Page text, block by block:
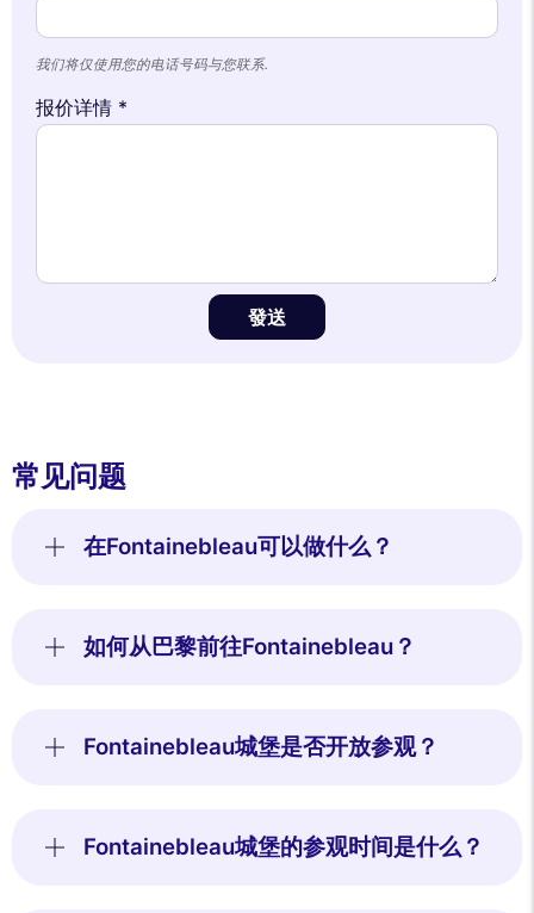
我们将仅使用您的电话号码与您联系.
报价详情 *
發送
常见问题
在Fontainebleau可以做什么？
如何从巴黎前往Fontainebleau？
Fontainebleau城堡是否开放参观？
Fontainebleau城堡的参观时间是什么？